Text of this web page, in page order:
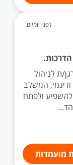
לפני יומיים
ת לניהול
המשלב
להשפיע ולפתח
מועמדות